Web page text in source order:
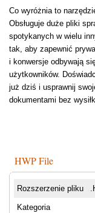
Co wyróżnia to
Obsługuje duże pliki
spotykanych w wielu
tak, aby zapewnić
i konwersje odbywają
użytkowników.
już dziś i usprawnij
dokumentami bez
HWP File
Rozszerzenie pliku
Kategoria